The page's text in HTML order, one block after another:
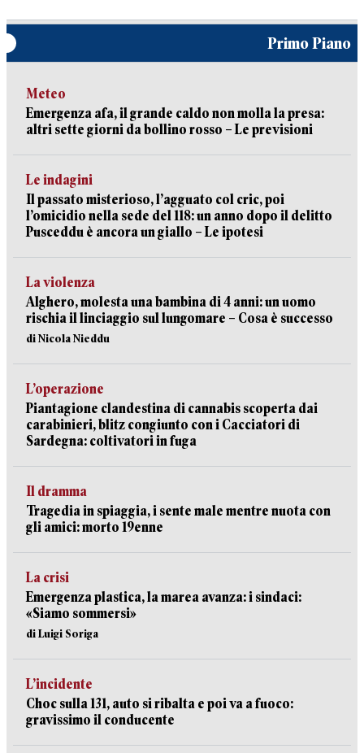
Primo Piano
Meteo
Emergenza afa, il grande caldo non molla la presa:
altri sette giorni da bollino rosso – Le previsioni
Le indagini
Il passato misterioso, l’agguato col cric, poi
l’omicidio nella sede del 118: un anno dopo il delitto
Pusceddu è ancora un giallo – Le ipotesi
La violenza
Alghero, molesta una bambina di 4 anni: un uomo
rischia il linciaggio sul lungomare – Cosa è successo
di Nicola Nieddu
L’operazione
Piantagione clandestina di cannabis scoperta dai
carabinieri, blitz congiunto con i Cacciatori di
Sardegna: coltivatori in fuga
Il dramma
Tragedia in spiaggia, i sente male mentre nuota con
gli amici: morto 19enne
La crisi
Emergenza plastica, la marea avanza: i sindaci:
«Siamo sommersi»
di Luigi Soriga
L’incidente
Choc sulla 131, auto si ribalta e poi va a fuoco:
gravissimo il conducente